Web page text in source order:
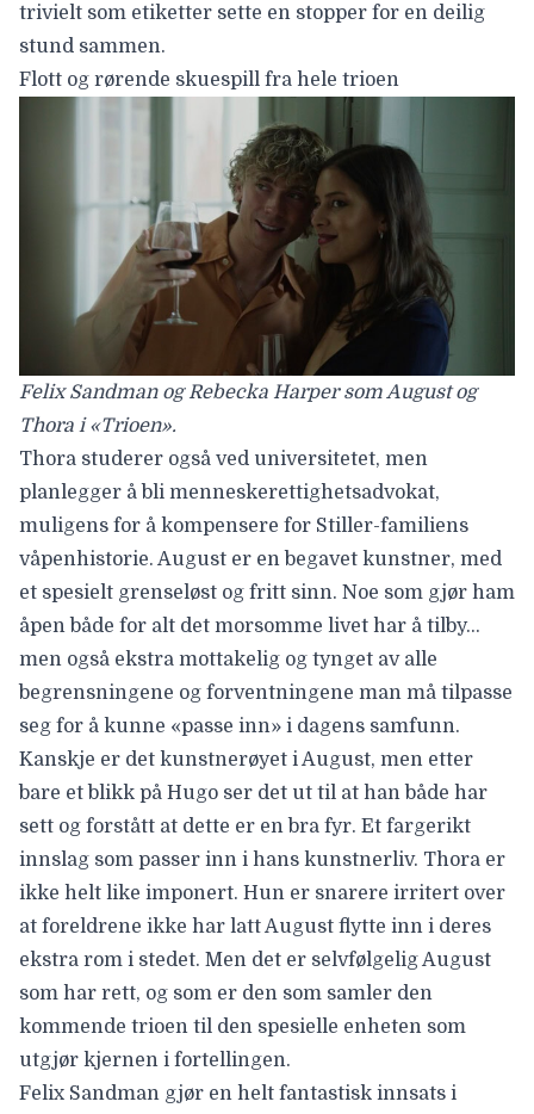
trivielt som etiketter sette en stopper for en deilig
stund sammen.
Flott og rørende skuespill fra hele trioen
Felix Sandman og Rebecka Harper som August og
Thora i «Trioen».
Thora studerer også ved universitetet, men
planlegger å bli menneskerettighetsadvokat,
muligens for å kompensere for Stiller-familiens
våpenhistorie. August er en begavet kunstner, med
et spesielt grenseløst og fritt sinn. Noe som gjør ham
åpen både for alt det morsomme livet har å tilby…
men også ekstra mottakelig og tynget av alle
begrensningene og forventningene man må tilpasse
seg for å kunne «passe inn» i dagens samfunn.
Kanskje er det kunstnerøyet i August, men etter
bare et blikk på Hugo ser det ut til at han både har
sett og forstått at dette er en bra fyr. Et fargerikt
innslag som passer inn i hans kunstnerliv. Thora er
ikke helt like imponert. Hun er snarere irritert over
at foreldrene ikke har latt August flytte inn i deres
ekstra rom i stedet. Men det er selvfølgelig August
som har rett, og som er den som samler den
kommende trioen til den spesielle enheten som
utgjør kjernen i fortellingen.
Felix Sandman gjør en helt fantastisk innsats i